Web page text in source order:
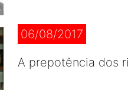
06/08/2017
A prepotência dos